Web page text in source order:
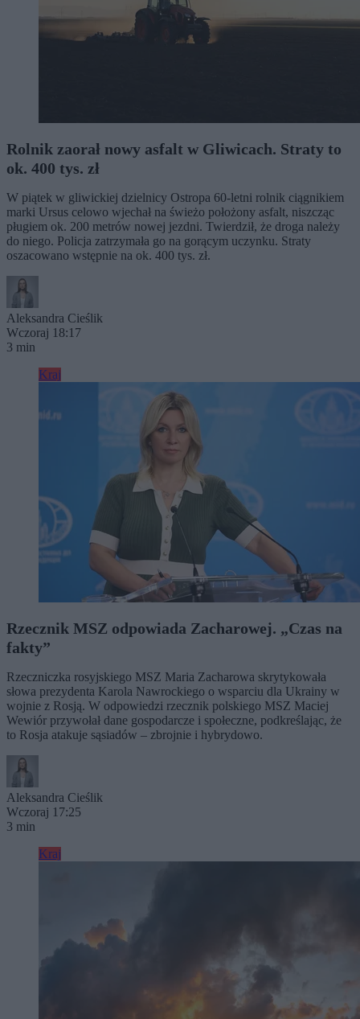
Rolnik zaorał nowy asfalt w Gliwicach. Straty to
ok. 400 tys. zł
W piątek w gliwickiej dzielnicy Ostropa 60-letni rolnik ciągnikiem
marki Ursus celowo wjechał na świeżo położony asfalt, niszcząc
pługiem ok. 200 metrów nowej jezdni. Twierdził, że droga należy
do niego. Policja zatrzymała go na gorącym uczynku. Straty
oszacowano wstępnie na ok. 400 tys. zł.
Aleksandra Cieślik
Wczoraj 18:17
3 min
Kraj
Rzecznik MSZ odpowiada Zacharowej. „Czas na
fakty”
Rzeczniczka rosyjskiego MSZ Maria Zacharowa skrytykowała
słowa prezydenta Karola Nawrockiego o wsparciu dla Ukrainy w
wojnie z Rosją. W odpowiedzi rzecznik polskiego MSZ Maciej
Wewiór przywołał dane gospodarcze i społeczne, podkreślając, że
to Rosja atakuje sąsiadów – zbrojnie i hybrydowo.
Aleksandra Cieślik
Wczoraj 17:25
3 min
Kraj